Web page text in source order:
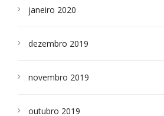
janeiro 2020
dezembro 2019
novembro 2019
outubro 2019